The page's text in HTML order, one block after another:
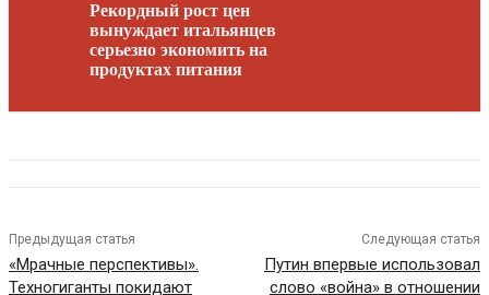
Рекордный рост цен
вынуждает итальянцев
серьезно экономить на
продуктах питания
Предыдущая статья
«Мрачные перспективы».
Техногиганты покидают
Следующая статья
Путин впервые использовал
слово «война» в отношении